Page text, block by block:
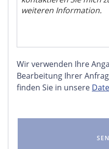
Wir verwenden Ihre
Bearbeitung Ihrer
finden Sie in unsere